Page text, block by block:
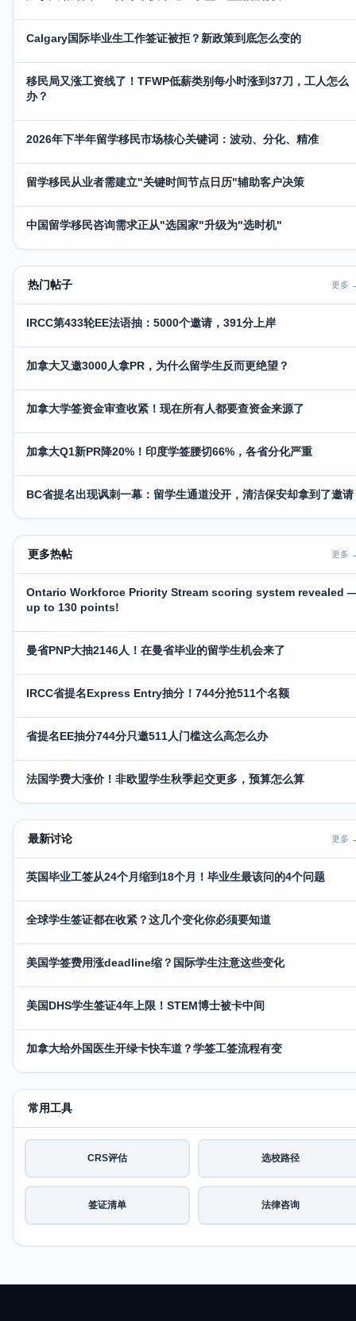
Calgary国际毕业生工作签证被拒？新政策到底怎么变的
移民局又涨工资线了！TFWP低薪类别每小时涨到37刀，工人怎么
办？
2026年下半年留学移民市场核心关键词：波动、分化、精准
留学移民从业者需建立"关键时间节点日历"辅助客户决策
中国留学移民咨询需求正从"选国家"升级为"选时机"
热门帖子 更多
IRCC第433轮EE法语抽：5000个邀请，391分上岸
加拿大又邀3000人拿PR，为什么留学生反而更绝望？
加拿大学签资金审查收紧！现在所有人都要查资金来源了
加拿大Q1新PR降20%！印度学签腰切66%，各省分化严重
BC省提名出现讽刺一幕：留学生通道没开，清洁保安却拿到了邀请
更多热帖 更多
Ontario Workforce Priority Stream scoring system revealed
up to 130 points!
曼省PNP大抽2146人！在曼省毕业的留学生机会来了
IRCC省提名Express Entry抽分！744分抢511个名额
省提名EE抽分744分只邀511人门槛这么高怎么办
法国学费大涨价！非欧盟学生秋季起交更多，预算怎么算
最新讨论 更多
英国毕业工签从24个月缩到18个月！毕业生最该问的4个问题
全球学生签证都在收紧？这几个变化你必须要知道
美国学签费用涨deadline缩？国际学生注意这些变化
美国DHS学生签证4年上限！STEM博士被卡中间
加拿大给外国医生开绿卡快车道？学签工签流程有变
常用工具
CRS评估 选校路径
签证清单 法律咨询